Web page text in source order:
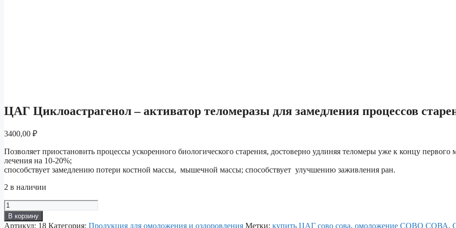
ЦАГ Циклоастрагенол – активатор теломеразы для замедления процессов
3400,00 ₽
Позволяет приостановить процессы ускоренного биологического старения, достоверно удлиняя теломеры уже к концу первого
лечения на 10-20%;
способствует замедлению потери костной массы, мышечной массы; способствует улучшению заживления ран.
2 в наличии
Количество
товара
ЦАГ
В корзину
Артикул: 18 Категория: Продукция для омоложения и оздоровления Метки: купить ЦАГ сово сова, омоложение СОВО СОВА,